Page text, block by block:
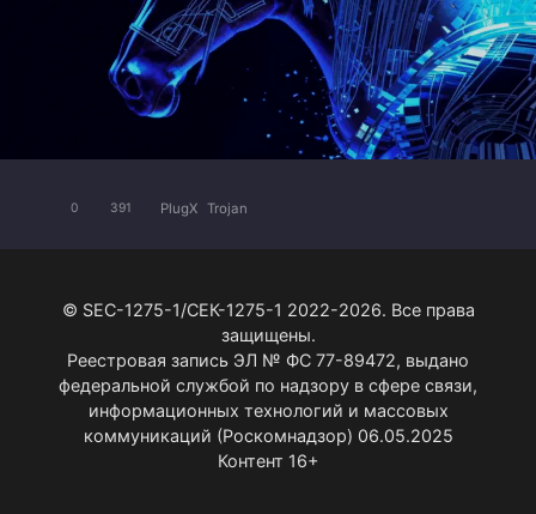
0 391 PlugX Trojan
© SEC-1275-1/СЕК-1275-1 2022-2026. Все права
защищены.
Реестровая запись ЭЛ № ФС 77-89472, выдано
федеральной службой по надзору в сфере связи,
информационных технологий и массовых
коммуникаций (Роскомнадзор) 06.05.2025
Контент 16+